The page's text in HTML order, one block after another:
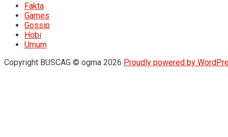
Fakta
Games
Gossip
Hobi
Umum
Copyright BUSCAG © ogma 2026 Proudly powered by